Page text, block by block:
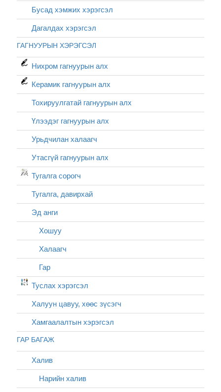
Бусад хэмжих хэрэгсэл
Дагалдах хэрэгсэл
ГАГНУУРЫН ХЭРЭГСЭЛ
Нихром гагнуурын алх
Керамик гагнуурын алх
Тохируулгатай гагнуурын алх
Үлээдэг гагнуурын алх
Урьдчилан халаагч
Утасгүй гагнуурын алх
Тугалга сорогч
Тугалга, давирхай
Эд анги
Хошуу
Халаагч
Гар
Туслах хэрэгсэл
Халуун цавуу, хөөс зүсэгч
Хамгаалалтын хэрэгсэл
ГАР БАГАЖ
Халив
Нарийн халив